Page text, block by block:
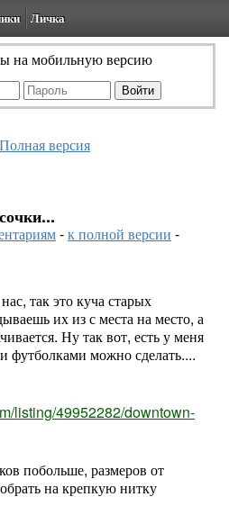
Личка
на мобильную версию
Полная версия
-к полной версии -
так это куча старых
их из с места на место, а
Ну так вот, есть у меня
футболками можно сделать....
listing/49952282/downtown-
побольше, размеров от
на крепкую нитку